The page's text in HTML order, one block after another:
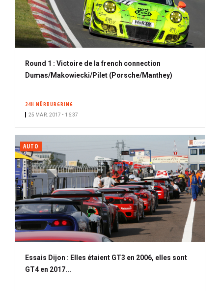
Round 1 : Victoire de la french connection
Dumas/Makowiecki/Pilet (Porsche/Manthey)
24H NÜRBURGRING
25 MAR. 2017 • 16:37
AUTO
Essais Dijon : Elles étaient GT3 en 2006, elles sont
GT4 en 2017...